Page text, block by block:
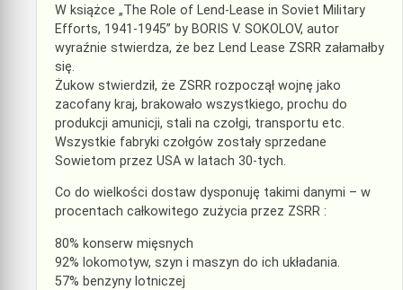
W książce „The Role of Lend-Lease in Soviet Military
Efforts, 1941-1945” by BORIS V. SOKOLOV, autor
wyraźnie stwierdza, że bez Lend Lease ZSRR załamałby
się.
Żukow stwierdził, że ZSRR rozpoczął wojnę jako
zacofany kraj, brakowało wszystkiego, prochu do
produkcji amunicji, stali na czołgi, transportu etc.
Wszystkie fabryki czołgów zostały sprzedane
Sowietom przez USA w latach 30-tych.
Co do wielkości dostaw dysponuję takimi danymi – w
procentach całkowitego zużycia przez ZSRR :
80% konserw mięsnych
92% lokomotyw, szyn i maszyn do ich układania.
57% benzyny lotniczej